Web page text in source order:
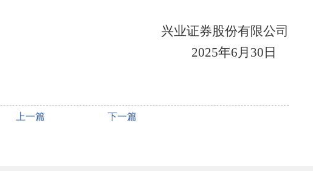
兴业证券股份有限公司
2025年6月 30 日
上一篇 下一篇